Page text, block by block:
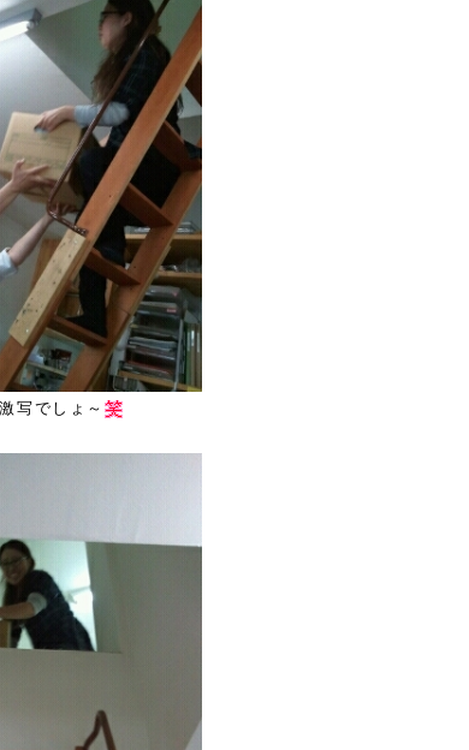
写でしょ～